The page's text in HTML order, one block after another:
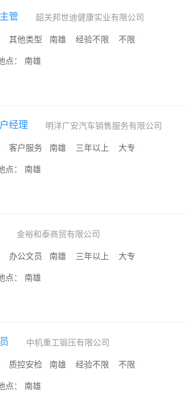
管 韶关邦世迪健康实业有限公司
其他类型 南雄 经验不限 不限
点： 南雄
经理 明洋广安汽车销售服务有限公司
客户服务 南雄 三年以上 大专
点： 南雄
金裕和泰商贸有限公司
办公文员 南雄 三年以上 大专
点： 南雄
中机重工锻压有限公司
质控安检 南雄 经验不限 不限
点： 南雄